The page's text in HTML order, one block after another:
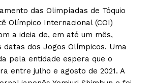
das Olimpíadas de Tóquio
Olímpico Internacional (COI)
a ideia de, em até um mês,
datas dos Jogos Olímpicos. Uma
pela entidade espera que o
entre julho e agosto de 2021. A